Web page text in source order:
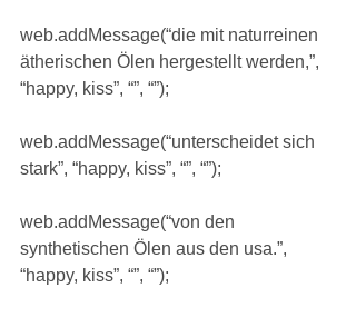
web.addMessage(“die mit naturreinen
ätherischen Ölen hergestellt werden,”,
“happy, kiss”, “”, “”);
web.addMessage(“unterscheidet sich
stark”, “happy, kiss”, “”, “”);
web.addMessage(“von den
synthetischen Ölen aus den usa.”,
“happy, kiss”, “”, “”);